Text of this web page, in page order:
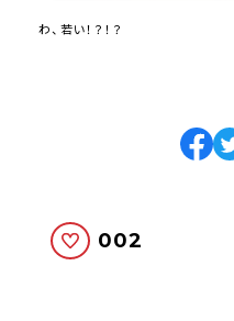
わ、若い！？！？
002